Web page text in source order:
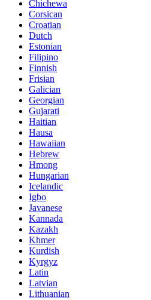
Chichewa
Corsican
Croatian
Dutch
Estonian
Filipino
Finnish
Frisian
Galician
Georgian
Gujarati
Haitian
Hausa
Hawaiian
Hebrew
Hmong
Hungarian
Icelandic
Igbo
Javanese
Kannada
Kazakh
Khmer
Kurdish
Kyrgyz
Latin
Latvian
Lithuanian